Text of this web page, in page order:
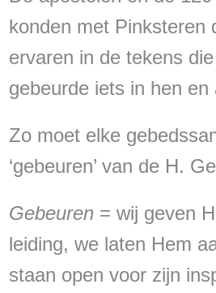
konden met Pinksteren
ervaren in de tekens
gebeurde iets in hen en
Zo moet elke
‘gebeuren’ van de H.
Gebeuren = wij geven
leiding, we laten Hem
staan open voor zijn